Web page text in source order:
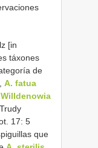
[in
táxones
de
A. fatua
Willdenowia
17: 5
que